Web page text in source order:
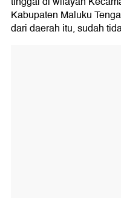
Kabupaten Maluku
dari daerah itu, sudah